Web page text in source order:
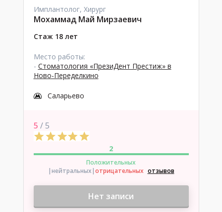
Имплантолог, Хирург
Мохаммад Май Мирзаевич
Стаж 18 лет
Место работы:
- Стоматология «ПрезиДент Престиж» в
Ново-Переделкино
Саларьево
5 / 5
2
Положительных
|нейтральных|отрицательных отзывов
Нет записи